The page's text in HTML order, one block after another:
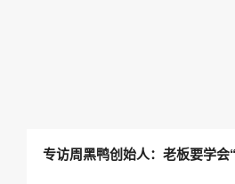
专访周黑鸭创始人：老板要学会